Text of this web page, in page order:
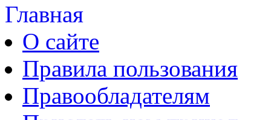
Главная
О сайте
Правила пользования
Правообладателям